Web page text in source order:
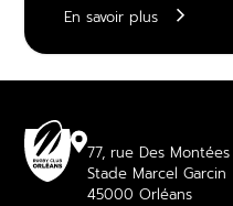
En savoir plus
77, rue Des Montées
Stade Marcel Garcin
45000 Orléans